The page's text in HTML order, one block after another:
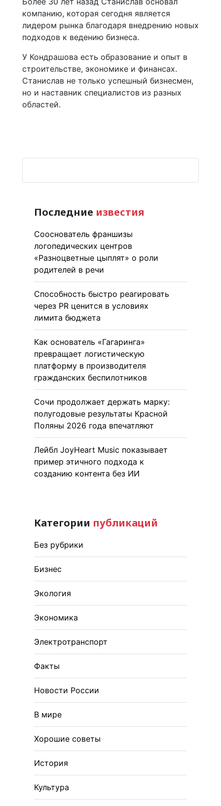
компанию, которая сегодня является
лидером рынка благодаря внедрению новых
подходов к ведению бизнеса.
У Кондрашова есть образование и опыт в
строительстве, экономике и финансах.
Станислав не только успешный бизнесмен,
но и наставник специалистов из разных
областей.
Последние известия
Сооснователь франшизы
логопедических центров
«Разноцветные цыплят» о роли
родителей в речи
Способность быстро реагировать
через PR ценится в условиях
лимита бюджета
Как основатель «Гагаринга»
превращает логистическую
платформу в производителя
гражданских беспилотников
Сочи продолжает держать марку:
полугодовые результаты Красной
Поляны 2026 года впечатляют
Лейбл JoyHeart Music показывает
пример этичного подхода к
созданию контента без ИИ
Категории публикаций
Без рубрики
Бизнес
Экология
Экономика
Электротранспорт
Факты
Новости России
В мире
Хорошие советы
История
Культура